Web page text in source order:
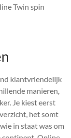
Twin spin
klantvriendelijk
manieren,
Je kiest eerst
het somt
in staat was om